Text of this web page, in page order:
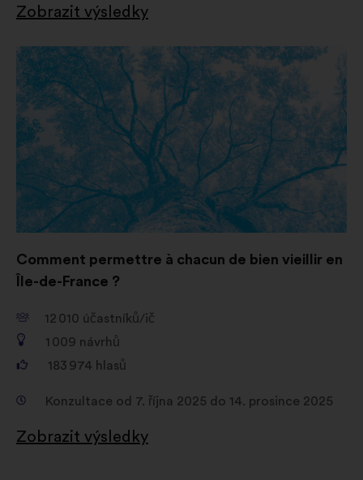
Zobrazit výsledky
Comment permettre à chacun de bien vieillir en
Île-de-France ?
12 010 účastníků/ič
1 009 návrhů
183 974 hlasů
Konzultace od 7. října 2025 do 14. prosince 2025
Zobrazit výsledky